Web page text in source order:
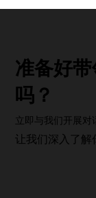
让我们深入了解
准备好
吗？
立即与我们开展对